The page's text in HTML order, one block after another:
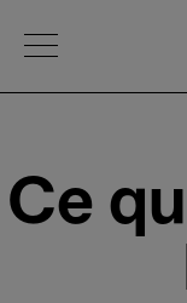
Open Menu
Ce